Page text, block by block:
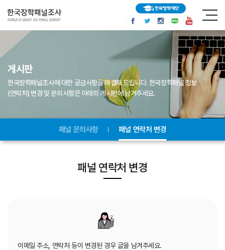
게시판
한국장학패널조사에 대한 궁금사항을 해결해 드립니다.한국장학패널 정보
(연락처) 변경 및 문의사항은 아래의 게시판에 남겨주세요.
패널 문의사항 패널 연락처 변경
패널 연락처 변경
이메일 주소, 연락처 등이 변경된 경우 글을 남겨주세요.